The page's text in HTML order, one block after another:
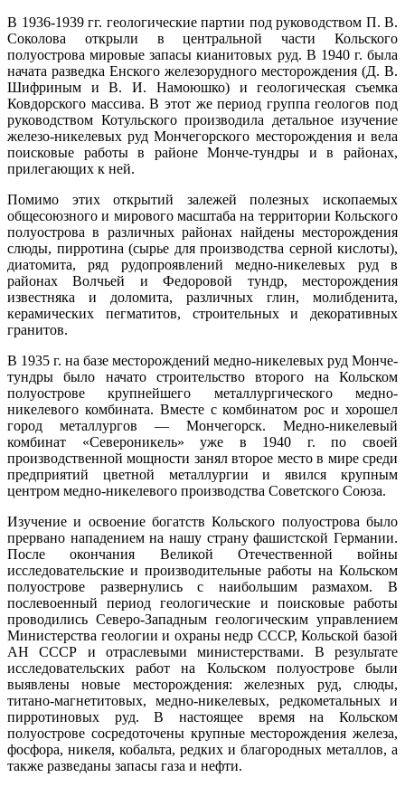
В 1936-1939 гг. геологические партии под руководством П. В.
Соколова открыли в центральной части Кольского
полуострова мировые запасы кианитовых руд. В 1940 г. была
начата разведка Енского железорудного месторождения (Д. В.
Шифриным и В. И. Намоюшко) и геологическая съемка
Ковдорского массива. В этот же период группа геологов под
руководством Котульского производила детальное изучение
железо-никелевых руд Мончегорского месторождения и вела
поисковые работы в районе Монче-тундры и в районах,
прилегающих к ней.
Помимо этих открытий залежей полезных ископаемых
общесоюзного и мирового масштаба на территории Кольского
полуострова в различных районах найдены месторождения
слюды, пирротина (сырье для производства серной кислоты),
диатомита, ряд рудопроявлений медно-никелевых руд в
районах Волчьей и Федоровой тундр, месторождения
известняка и доломита, различных глин, молибденита,
керамических пегматитов, строительных и декоративных
гранитов.
В 1935 г. на базе месторождений медно-никелевых руд Монче-
тундры было начато строительство второго на Кольском
полуострове крупнейшего металлургического медно-
никелевого комбината. Вместе с комбинатом рос и хорошел
город металлургов — Мончегорск. Медно-никелевый
комбинат «Североникель» уже в 1940 г. по своей
производственной мощности занял второе место в мире среди
предприятий цветной металлургии и явился крупным
центром медно-никелевого производства Советского Союза.
Изучение и освоение богатств Кольского полуострова было
прервано нападением на нашу страну фашистской Германии.
После окончания Великой Отечественной войны
исследовательские и производительные работы на Кольском
полуострове развернулись с наибольшим размахом. В
послевоенный период геологические и поисковые работы
проводились Северо-Западным геологическим управлением
Министерства геологии и охраны недр СССР, Кольской базой
АН СССР и отраслевыми министерствами. В результате
исследовательских работ на Кольском полуострове были
выявлены новые месторождения: железных руд, слюды,
титано-магнетитовых, медно-никелевых, редкометальных и
пирротиновых руд. В настоящее время на Кольском
полуострове сосредоточены крупные месторождения железа,
фосфора, никеля, кобальта, редких и благородных металлов, а
также разведаны запасы газа и нефти.